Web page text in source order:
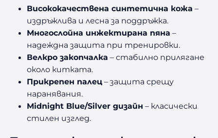
Висококачествена синтетична кожа –
издръжлива и лесна за поддръжка.
Многослойна инжектирана пяна –
надеждна защита при тренировки.
Велкро закопчалка – стабилно прилягане
около китката.
Прикрепен палец – защита срещу
наранявания.
Midnight Blue/Silver дизайн – класически
стилен изглед.